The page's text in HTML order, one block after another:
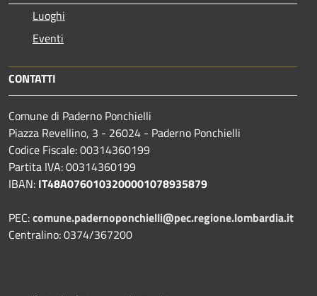
Luoghi
Eventi
CONTATTI
Comune di Paderno Ponchielli
Piazza Revellino, 3 - 26024 - Paderno Ponchielli
Codice Fiscale: 00314360199
Partita IVA: 00314360199
IBAN: IT48A0760103200001078935879
PEC:comune.padernoponchielli@pec.regione.lombardia.it
Centralino: 0374/367200